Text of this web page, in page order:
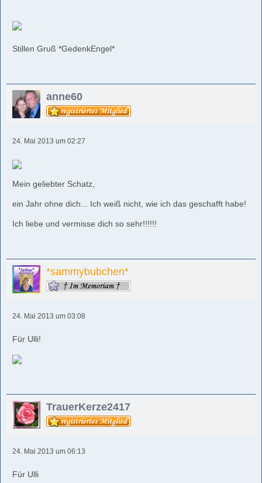
Stillen Gruß *GedenkEngel*
anne60
24. Mai 2013 um 02:27
Mein geliebter Schatz,
ein Jahr ohne dich... Ich weiß nicht, wie ich das geschafft habe!
Ich liebe und vermisse dich so sehr!!!!!!
*sammybubchen*
24. Mai 2013 um 03:08
Für Ulli!
TrauerKerze2417
24. Mai 2013 um 06:13
Für Ulli